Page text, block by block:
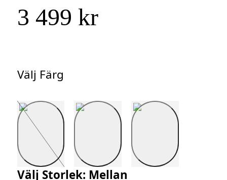
3 499 kr
Välj Färg
Välj Färg
Välj Storlek: Mellan